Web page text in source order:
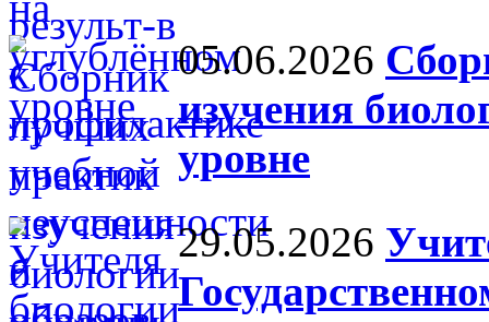
05.06.2026
изучения
уровне
29.05.2026